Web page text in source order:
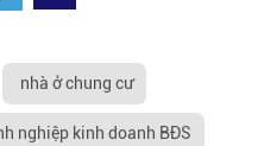
nhà ở chung cư
nghiệp kinh doanh BĐS